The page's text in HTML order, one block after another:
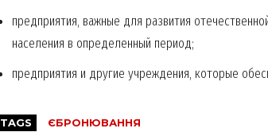
SUBSCRIBE NOW
предприятия, важные для развития
населения в определенный период;
предприятия и другие учреждения, которые
TAGS ЄБРОНЮВАННЯ